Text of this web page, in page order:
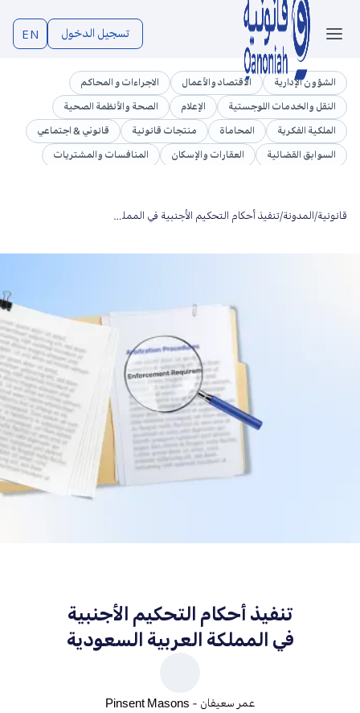
تسجيل الدخول EN
الشؤون الإدارية الاقتصاد والأعمال
الاجراءات و المحاكم
النقل والخدمات اللوجستية
الإعلام
الصحة والأنظمة الصحية
الملكية الفكرية
المحاماة منتجات قانونية
قانوني & اجتماعي
السوابق القضائية
العقارات والإسكان
المنافسات والمشتريات
قانونية/المدونة/ تنفيذ أحكام التحكيم الأجنبية في المملكة العربية السعودية
تنفيذ أحكام التحكيم الأجنبية
في المملكة العربية السعودية
عمر سعيفان - Pinsent Masons